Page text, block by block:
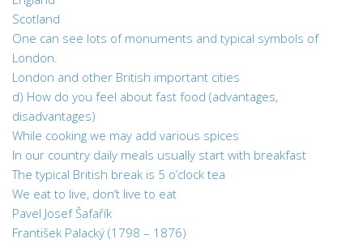
Scotland
One can see lots of monuments and typical symbols of
London.
London and other British important cities
d) How do you feel about fast food (advantages,
disadvantages)
While cooking we may add various spices
In our country daily meals usually start with breakfast
The typical British break is 5 o’clock tea
We eat to live, don’t live to eat
Pavel Josef Šafařík
František Palacký (1798 – 1876)